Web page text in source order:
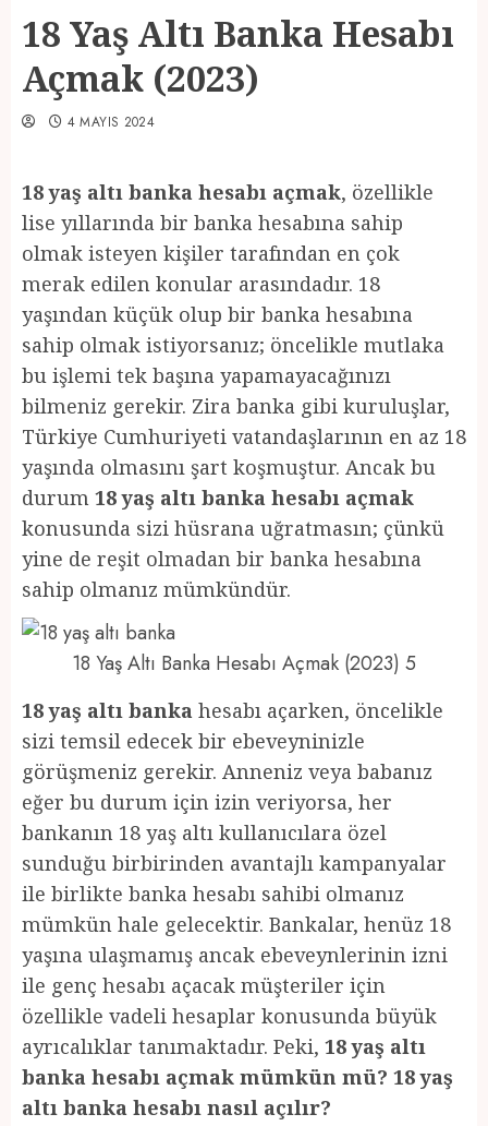
18 Yaş Altı Banka Hesabı
Açmak (2023)
4 MAYIS 2024
18 yaş altı banka hesabı açmak, özellikle
lise yıllarında bir banka hesabına sahip
olmak isteyen kişiler tarafından en çok
merak edilen konular arasındadır. 18
yaşından küçük olup bir banka hesabına
sahip olmak istiyorsanız; öncelikle mutlaka
bu işlemi tek başına yapamayacağınızı
bilmeniz gerekir. Zira banka gibi kuruluşlar,
Türkiye Cumhuriyeti vatandaşlarının en az 18
yaşında olmasını şart koşmuştur. Ancak bu
durum 18 yaş altı banka hesabı açmak
konusunda sizi hüsrana uğratmasın; çünkü
yine de reşit olmadan bir banka hesabına
sahip olmanız mümkündür.
18 Yaş Altı Banka Hesabı Açmak (2023) 5
18 yaş altı banka hesabı açarken, öncelikle
sizi temsil edecek bir ebeveyninizle
görüşmeniz gerekir. Anneniz veya babanız
eğer bu durum için izin veriyorsa, her
bankanın 18 yaş altı kullanıcılara özel
sunduğu birbirinden avantajlı kampanyalar
ile birlikte banka hesabı sahibi olmanız
mümkün hale gelecektir. Bankalar, henüz 18
yaşına ulaşmamış ancak ebeveynlerinin izni
ile genç hesabı açacak müşteriler için
özellikle vadeli hesaplar konusunda büyük
ayrıcalıklar tanımaktadır. Peki, 18 yaş altı
banka hesabı açmak mümkün mü? 18 yaş
altı banka hesabı nasıl açılır?